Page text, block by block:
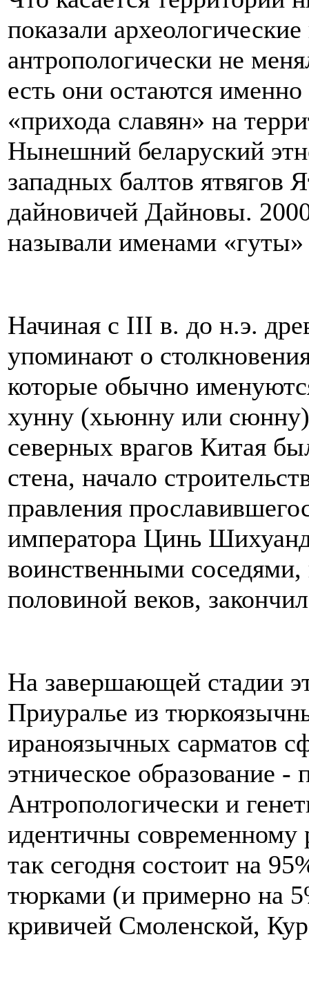
показали
антропологически не
есть они остаются
«прихода славян» на
Нынешний беларуский
западных балтов
дайновичей Дайновы.
называли именами
Начиная с III в. до н.э.
упоминают о
которые обычно
хунну (хьюнну или
северных врагов Китая
стена, начало
правления
императора Цинь
воинственными
половиной веков,
На завершающей стадии
Приуралье из
ираноязычных сарматов
этническое образование -
Антропологически и
идентичны современному
так сегодня состоит на
тюрками (и примерно на
кривичей Смоленской,